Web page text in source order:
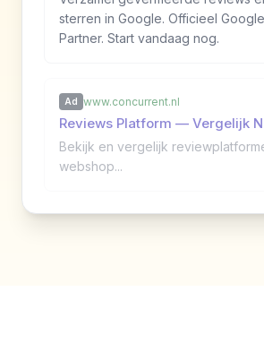
sterren in Google. Officieel
Partner. Start vandaag nog.
Ad www.concurrent.nl
Reviews Platform — Vergelijk
Bekijk en vergelijk
webshop...